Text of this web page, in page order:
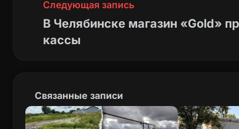
Следующая запись
В Челябинске магазин «Gold»
кассы
Связанные записи